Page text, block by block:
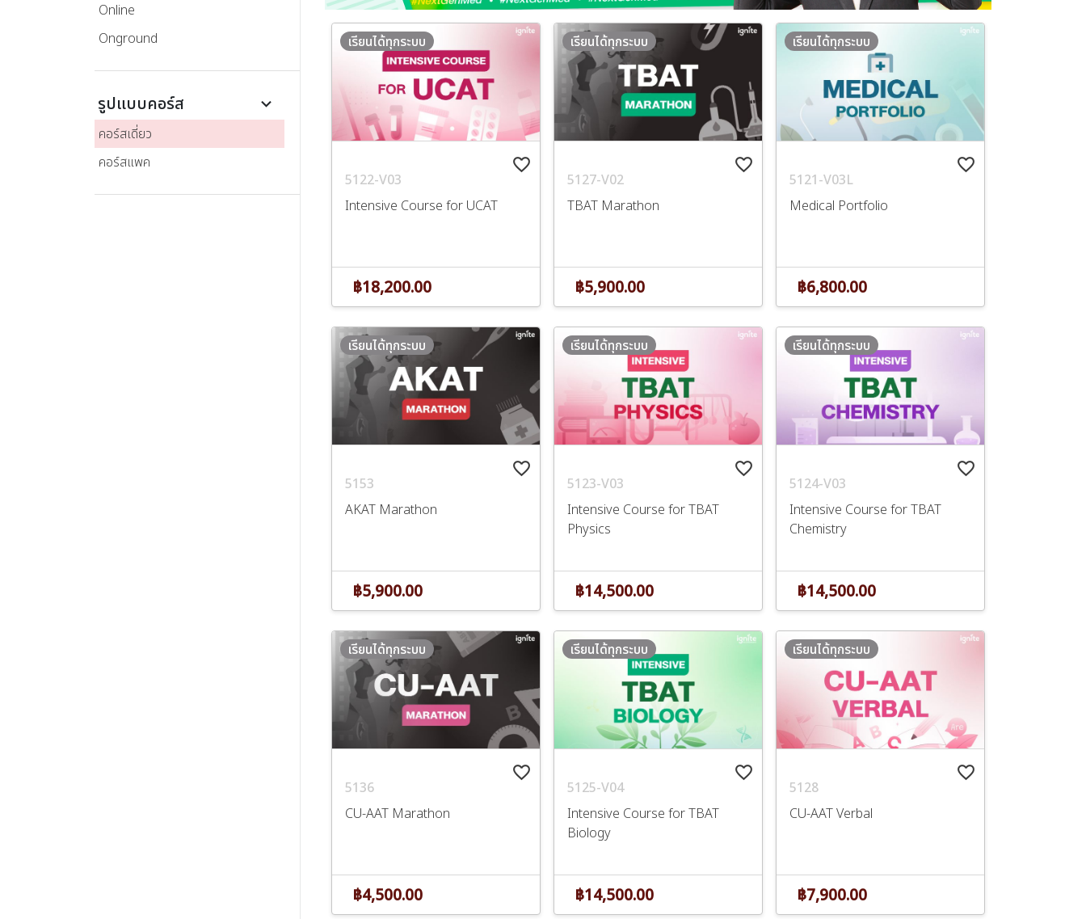
Online
Onground
รูปแบบคอร์ส keyboard_arrow_down
คอร์สเดี่ยว
คอร์สแพค
favorite_border
5122-V03
Intensive Course for UCAT
เรียนได้ทุกระบบ
฿18,200.00
favorite_border
5127-V02
TBAT Marathon
เรียนได้ทุกระบบ
฿5,900.00
favorite_border
5121-V03L
Medical Portfolio
เรียนได้ทุกระบบ
฿6,800.00
favorite_border
5153
AKAT Marathon
เรียนได้ทุกระบบ
฿5,900.00
favorite_border
5123-V03
Intensive Course for TBAT
Physics
เรียนได้ทุกระบบ
฿14,500.00
favorite_border
5124-V03
Intensive Course for TBAT
Chemistry
เรียนได้ทุกระบบ
฿14,500.00
favorite_border
5136
CU-AAT Marathon
เรียนได้ทุกระบบ
฿4,500.00
favorite_border
5125-V04
Intensive Course for TBAT
Biology
เรียนได้ทุกระบบ
฿14,500.00
favorite_border
5128
CU-AAT Verbal
เรียนได้ทุกระบบ
฿7,900.00